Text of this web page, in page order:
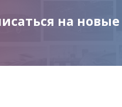
на